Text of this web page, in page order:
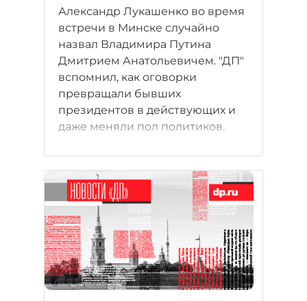
Александр Лукашенко во время
встречи в Минске случайно
назвал Владимира Путина
Дмитрием Анатольевичем. "ДП"
вспомнил, как оговорки
превращали бывших
президентов в действующих и
даже меняли пол политиков.